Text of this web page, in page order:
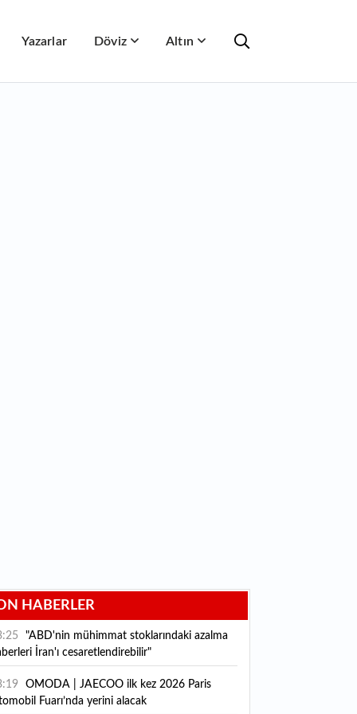
Yazarlar Döviz Altın
HABERLER
"ABD'nin mühimmat stoklarındaki azalma
İran'ı cesaretlendirebilir"
OMODA | JAECOO ilk kez 2026 Paris
Fuarı’nda yerini alacak